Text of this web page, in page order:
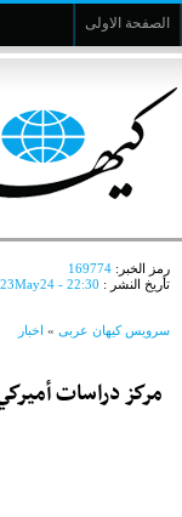
الصفحة الاولى
رمز الخبر: 169774
تأريخ النشر : - 22:30
سرویس کیهان عربی » اخبار
مركز دراسات